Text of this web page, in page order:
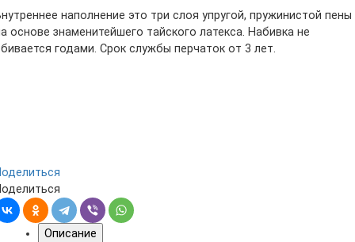
наполнение это три слоя упругой, пружинистой пены
основе знаменитейшего тайского латекса. Набивка не
годами. Срок службы перчаток от 3 лет.
Описание